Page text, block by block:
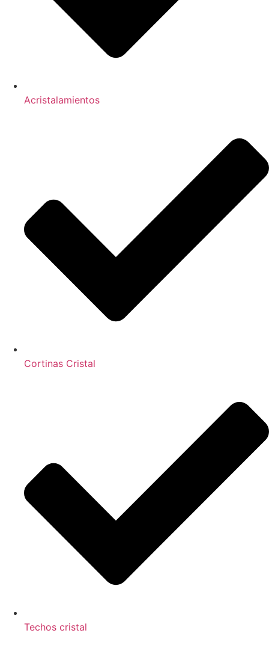
Acristalamientos
Cortinas Cristal
Techos cristal